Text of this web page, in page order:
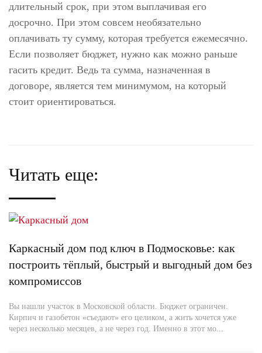
длительный срок, при этом выплачивая его
досрочно. При этом совсем необязательно
оплачивать ту сумму, которая требуется ежемесячно.
Если позволяет бюджет, нужно как можно раньше
гасить кредит. Ведь та сумма, назначенная в
договоре, является тем минимумом, на который
стоит ориентироваться.
Читать еще:
Каркасный дом под ключ в Подмосковье: как
построить тёплый, быстрый и выгодный дом без
компромиссов
Вы нашли участок в Московской области. Бюджет ограничен.
Кирпич и газобетон «съедают» его целиком, а жить хочется уже
через несколько месяцев, а не через год. Именно в этот мо...